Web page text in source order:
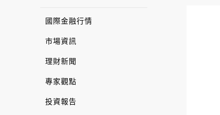
國際金融行情
市場資訊
理財新聞
專家觀點
投資報告